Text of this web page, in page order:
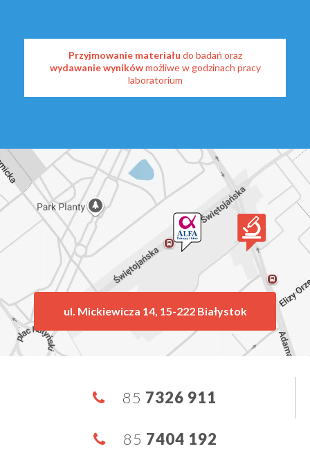
Przyjmowanie materiału do badań oraz
wydawanie wynikówmożliwe w godzinach pracy
laboratorium
ul. Mickiewicza 14, 15-222 Białystok
85 7326 911
85 7404 192